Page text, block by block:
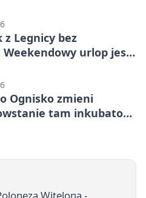
z Legnicy bez
Weekendowy urlop jest
Ognisko zmieni
tam inkubator